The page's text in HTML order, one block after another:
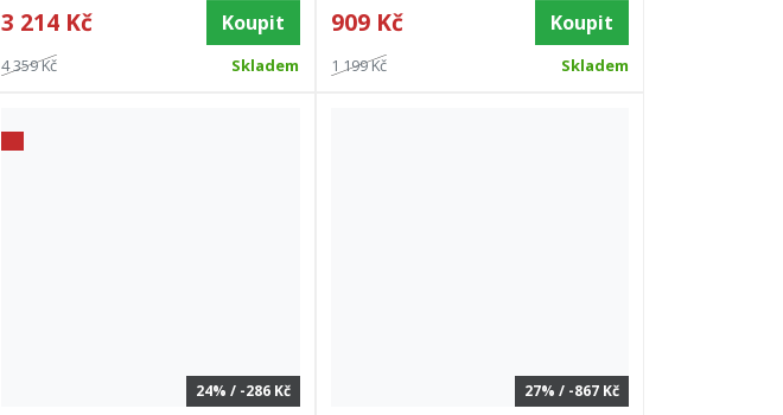
3 214 Kč Koupit
4 359 Kč Skladem
909 Kč Koupit
1 199 Kč Skladem
24% / -286 Kč 27% / -867 Kč